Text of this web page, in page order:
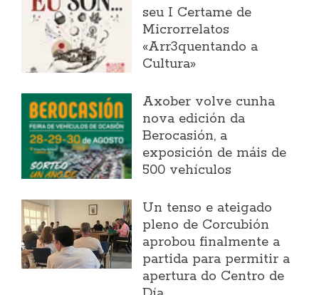
seu I Certame de
Microrrelatos
«Arr3quentando a
Cultura»
Axober volve cunha
nova edición da
Berocasión, a
exposición de máis de
500 vehículos
Un tenso e ateigado
pleno de Corcubión
aprobou finalmente a
partida para permitir a
apertura do Centro de